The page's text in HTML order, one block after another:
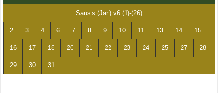
Sausis (Jan) v6:(1)-(26)
2 3 4 6 7 8 9 10 11 13 14 15
16 17 18 20 21 22 23 24 25 27 28
29 30 31